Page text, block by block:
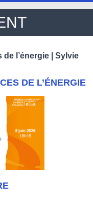
l’énergie | Sylvie
DE L’ÉNERGIE